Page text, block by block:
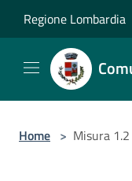
Regione Lombardia
Home > Misura